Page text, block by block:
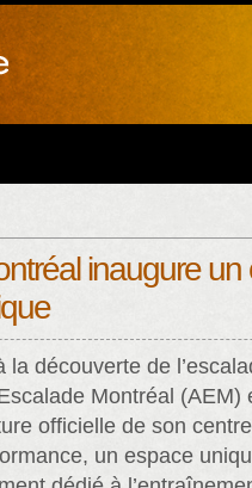
inaugure un
la découverte de
Montréal (AEM)
officielle de son
un espace